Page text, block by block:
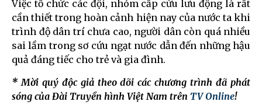
Việc tổ chức các đội, nhóm cấp cứu lưu động là rất
cần thiết trong hoàn cảnh hiện nay của nước ta khi
trình độ dân trí chưa cao, người dân còn quá nhiều
sai lầm trong sơ cứu ngạt nước dẫn đến những hậu
quả đáng tiếc cho trẻ và gia đình.
* Mời quý độc giả theo dõi các chương trình đã phát
sóng của Đài Truyền hình Việt Nam trên TV Online!